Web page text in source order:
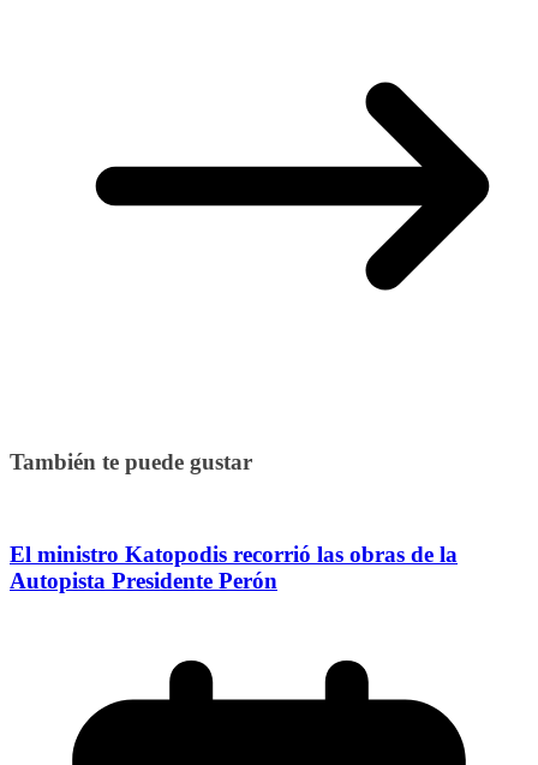
También te puede gustar
El ministro Katopodis recorrió las obras de la
Autopista Presidente Perón